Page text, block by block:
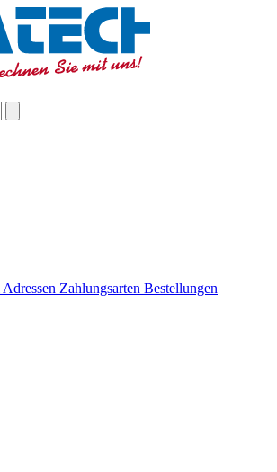
Adressen Zahlungsarten Bestellungen